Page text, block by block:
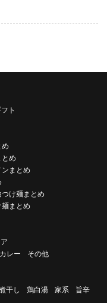
ト
め
とめ
ンまとめ
つけ麺まとめ
麺まとめ
カレー その他
干し 鶏白湯 家系
旨辛